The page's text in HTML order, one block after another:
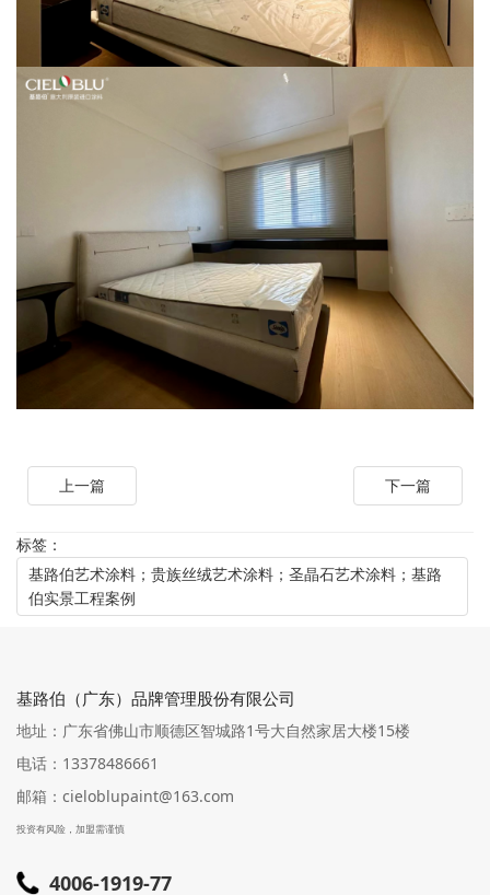
上一篇 下一篇
标签：
基路伯艺术涂料；贵族丝绒艺术涂料；圣晶石艺术涂料；基路
伯实景工程案例
基路伯（广东）品牌管理股份有限公司
地址：广东省佛山市顺德区智城路1号大自然家居大楼15楼
电话：13378486661
邮箱：cieloblupaint@163.com
投资有风险，加盟需谨慎
4006-1919-77